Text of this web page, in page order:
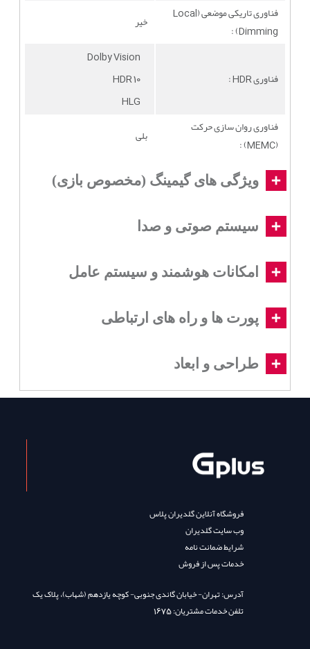
فناوری تاریکی موضعی (Local
Dimming) :
خیر
فناوری HDR :
Dolby Vision
HDR 10
HLG
فناوری روان سازی حرکت
(MEMC) :
بلی
ویژگی های گیمینگ (مخصوص بازی)
سیستم صوتی و صدا
امکانات هوشمند و سیستم عامل
پورت ها و راه های ارتباطی
طراحی و ابعاد
فروشگاه آنلاین گلدیران پلاس
وب سایت گلدیران
شرایط ضمانت نامه
خدمات پس از فروش
آدرس: تهران- خیابان گاندی جنوبی- کوچه یازدهم (شهاب)، پلاک یک
تلفن خدمات مشتریان: 1675